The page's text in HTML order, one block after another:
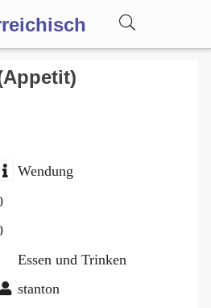
Wendung
Essen und Trinken
stanton